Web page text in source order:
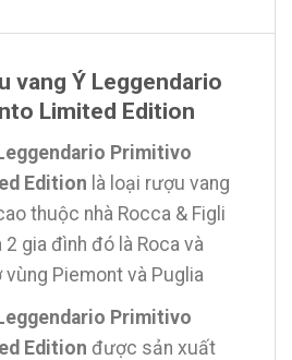
vang Ý Leggendario
Limited Edition
Primitivo
Edition là loại rượu vang
thuộc nhà Rocca & Figli
2 gia đình đó là Roca và
vùng Piemont và Puglia
Primitivo
Edition được sản xuất